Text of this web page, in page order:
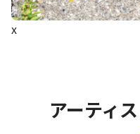
x
アーティ